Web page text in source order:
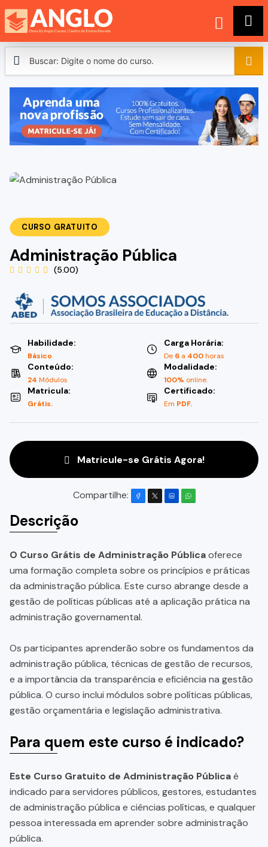
CURSO GRATUITO
Administração Pública
(5.00)
Habilidade:
Básico
Carga Horária:
De 6 a 400horas
Conteúdo:
24 Módulos
Modalidade:
100% online.
Matricula:
Grátis.
Certificado:
Em PDF.
Matricule-se Grátis Agora!
Compartilhe:
Descrição
O Curso Grátis de Administração Públicaoferece
uma formação completa sobre os princípios e práticas
da administração pública. Este curso abrange desde a
gestão de políticas públicas até a aplicação prática na
administração governamental.
Os participantes aprenderão sobre os fundamentos da
administração pública, técnicas de gestão de recursos,
e a importância da transparência e eficiência na gestão
pública. O curso inclui módulos sobre políticas públicas,
gestão orçamentária e legislação administrativa.
Para quem este curso é indicado?
Este Curso Gratuito de Administração Públicaé
indicado para servidores públicos, gestores, estudantes
de administração pública e ciências políticas, e qualquer
pessoa interessada em aprender sobre administração
pública.